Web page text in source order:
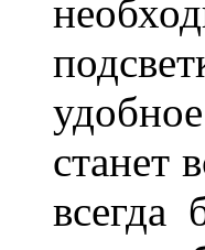
станет
всегда